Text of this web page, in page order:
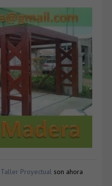
Taller Proyectual son ahora